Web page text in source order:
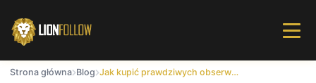
Strona główna Blog Jak kupić prawdziwych obserwujących na Instagramie z dożywotnią gwarancją uzupełnienia